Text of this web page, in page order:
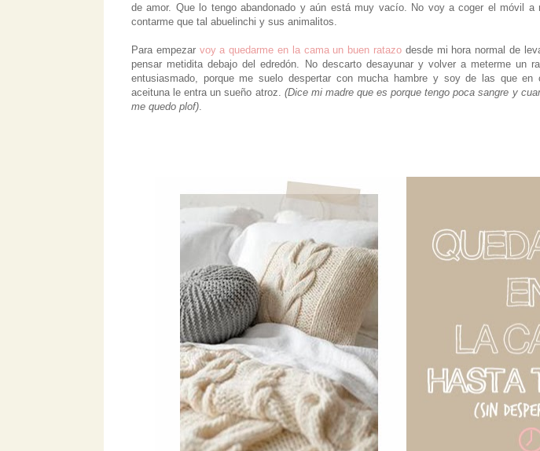
de amor. Que lo tengo abandonado y aún está muy vacío. No voy a coger el móvil a
contarme que tal abuelinchi y sus animalitos.
Para empezar voy a quedarme en la cama un buen ratazo desde mi hora normal de
pensar metidita debajo del edredón. No descarto desayunar y volver a meterme un
entusiasmado, porque me suelo despertar con mucha hambre y soy de las que en
aceituna le entra un sueño atroz. (Dice mi madre que es porque tengo poca sangre y
me quedo plof)